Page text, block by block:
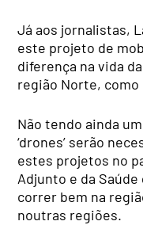
Já aos jornalistas,
este projeto de
diferença na vida
região Norte, como
Não tendo ainda
‘drones’ serão
estes projetos no
Adjunto e da
correr bem na
noutras regiões.